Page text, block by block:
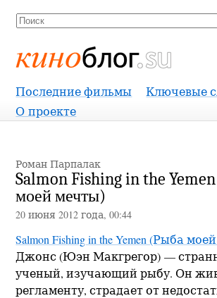
Последние фильмы
Ключевые
О проекте
Роман Парпалак
Salmon Fishing in the
моей мечты)
20 июня 2012 года, 00:44
Salmon Fishing in the Yemen (Рыба
Джонс (Юэн Макгрегор) —
ученый, изучающий рыбу. Он
регламенту, страдает от